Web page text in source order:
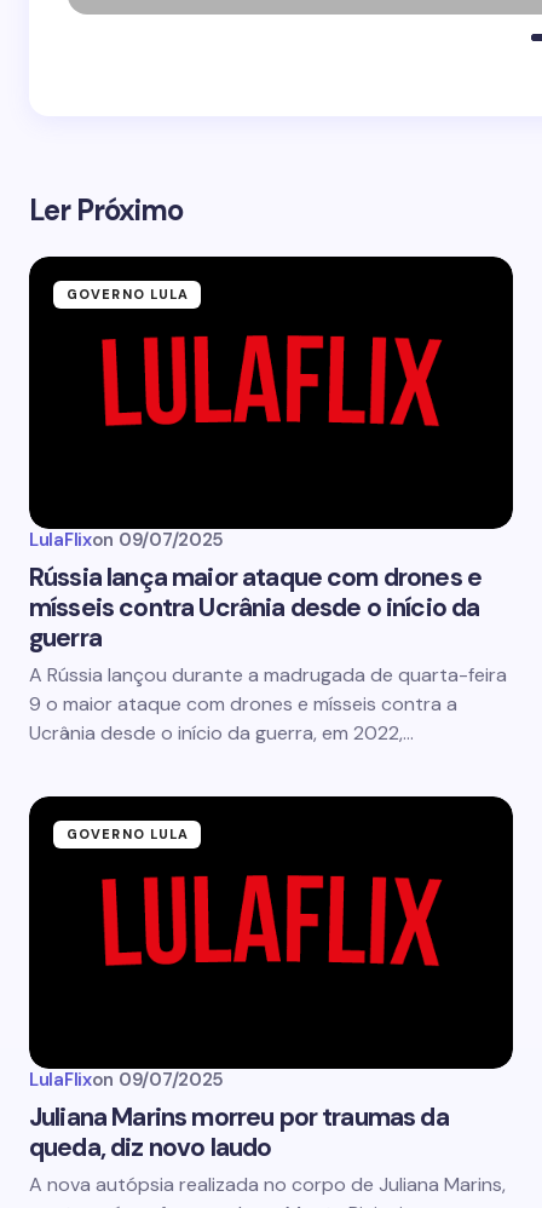
Ler Próximo
GOVERNO LULA
LulaFlixon 09/07/2025
Rússia lança maior ataque com drones e
mísseis contra Ucrânia desde o início da
guerra
A Rússia lançou durante a madrugada de quarta-feira
9 o maior ataque com drones e mísseis contra a
Ucrânia desde o início da guerra, em 2022,…
GOVERNO LULA
LulaFlixon 09/07/2025
Juliana Marins morreu por traumas da
queda, diz novo laudo
A nova autópsia realizada no corpo de Juliana Marins,